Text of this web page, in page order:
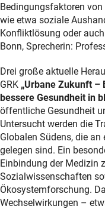
Bedingungsfaktoren
wie etwa soziale
Konfliktlösung oder
Bonn, Sprecherin:
Drei große aktuelle
GRK „Urbane Zukunft –
bessere Gesundheit in
öffentliche Gesundheit
Untersucht werden die
Globalen Südens, die
gelegen sind. Ein
Einbindung der Medizin
Sozialwissenschaften
Ökosystemforschung.
Wechselwirkungen –